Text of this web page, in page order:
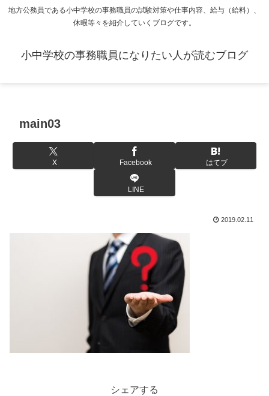
地方公務員である小中学校の事務職員の試験対策や仕事内容、給与（給料）、
休暇等々を紹介していくブログです。
小中学校の事務職員になりたい人が読むブログ
main03
X Facebook はてブ
LINE
2019.02.11
シェアする